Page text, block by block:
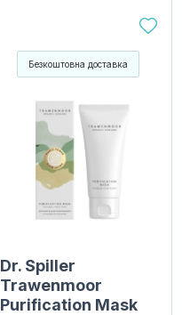
Безкоштовна доставка
Dr. Spiller
Trawenmoor
Purification Mask